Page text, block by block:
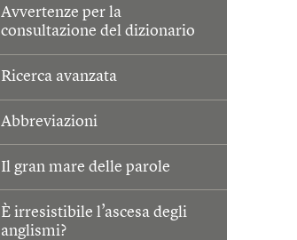
Avvertenze per la
consultazione del dizionario
Ricerca avanzata
Abbreviazioni
Il gran mare delle parole
È irresistibile l’ascesa degli
anglismi?